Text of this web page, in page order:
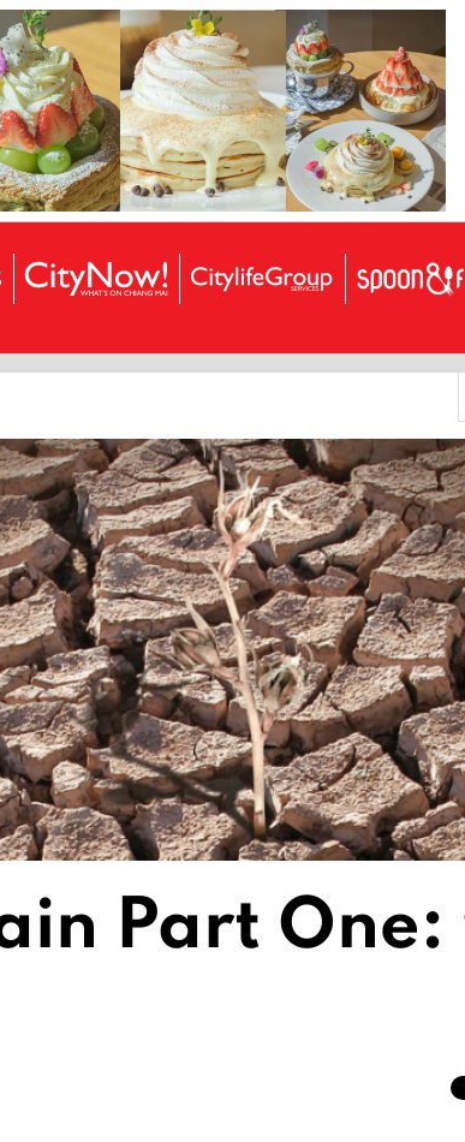
Part One: